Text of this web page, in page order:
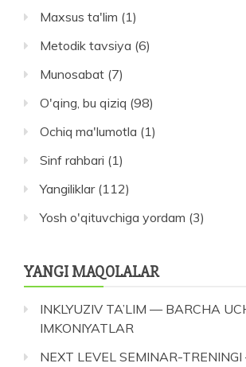
Maxsus ta'lim (1)
Metodik tavsiya (6)
Munosabat (7)
O'qing, bu qiziq (98)
Ochiq ma'lumotla (1)
Sinf rahbari (1)
Yangiliklar(112)
Yosh o'qituvchiga yordam (3)
YANGI MAQOLALAR
INKLYUZIV TA’LIM — BARCHA
IMKONIYATLAR
NEXT LEVEL SEMINAR-TRENINGI